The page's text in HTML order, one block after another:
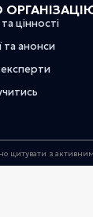
та цінності
та анонси
з